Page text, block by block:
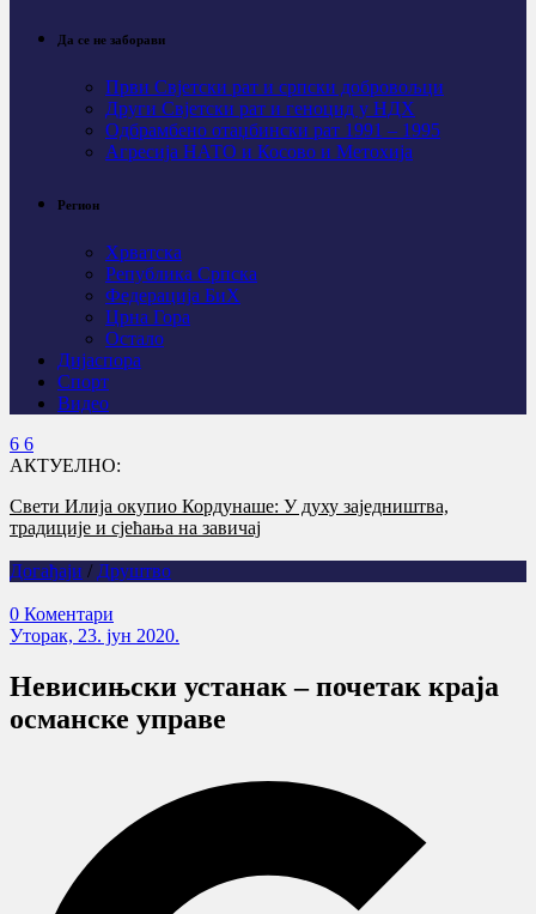
Да се не заборави
Први Свјeтски рат и српски добровољци
Други Свјетски рат и геноцид у НДХ
Одбрамбено отаџбински рат 1991 – 1995
Агресија НАТО и Косово и Метохија
Регион
Хрватска
Република Српска
Федерација БиХ
Црна Гора
Остало
Дијаспора
Спорт
Видео
АКТУЕЛНО:
Свети Илија окупио Кордунаше: У духу заједништва,
традиције и сјећања на завичај
Догађаји / Друштво
0 Коментари
Уторак, 23. јун 2020.
Невисињски устанак – почетак краја
османске управе